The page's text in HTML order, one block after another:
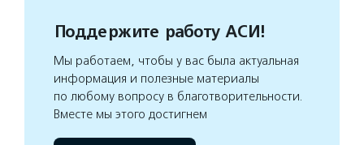
Поддержите работу АСИ!
Мы работаем, чтобы у вас была актуальная
информация и полезные материалы
по любому вопросу в благотворительности.
Вместе мы этого достигнем